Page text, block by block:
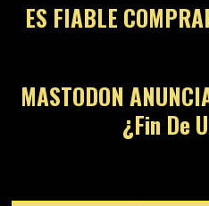
ES FIABLE
MASTODON
¿Fin De